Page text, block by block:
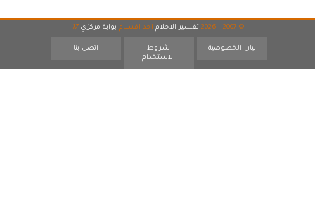
© 2007 - 2026 تفسير الاحلام احد اقسام بوابة مركزي 17
بيان الخصوصية
شروط
الاستخدام
اتصل بنا